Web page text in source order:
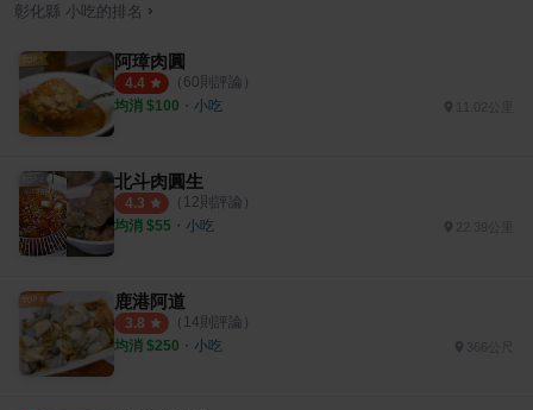
彰化縣 小吃 的排名 ›
阿璋肉圓
4.4 （ 60則評論）
均消 $100 ・ 小吃
北斗肉圓生
4.3 （ 12則評論）
均消 $55 ・ 小吃
鹿港阿道
3.8 （ 14則評論）
均消 $250 ・ 小吃